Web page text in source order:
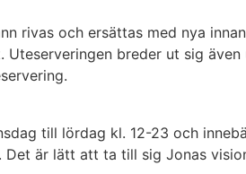
rivas och ersättas med nya
Uteserveringen breder ut sig
till lördag kl. 12-23 och
är lätt att ta till sig Jonas